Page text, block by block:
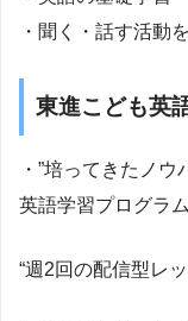
・聞く・話す活動
東進こども英
・”培ってきたノ
英語学習プログラ
“週2回の配信型レ